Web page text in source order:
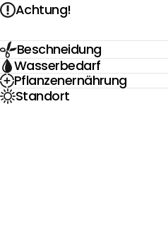
Achtung!
Beschneidung
Wasserbedarf
Pflanzenernährung
Standort